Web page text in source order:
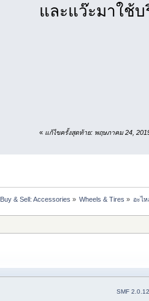
และแว๊ะมาใ
« แก้ไขครั้งสุดท้าย: พฤษภาคม 24,
Buy & Sell: Accessories » Wheels & Tires » อะไ
SMF 2.0.12